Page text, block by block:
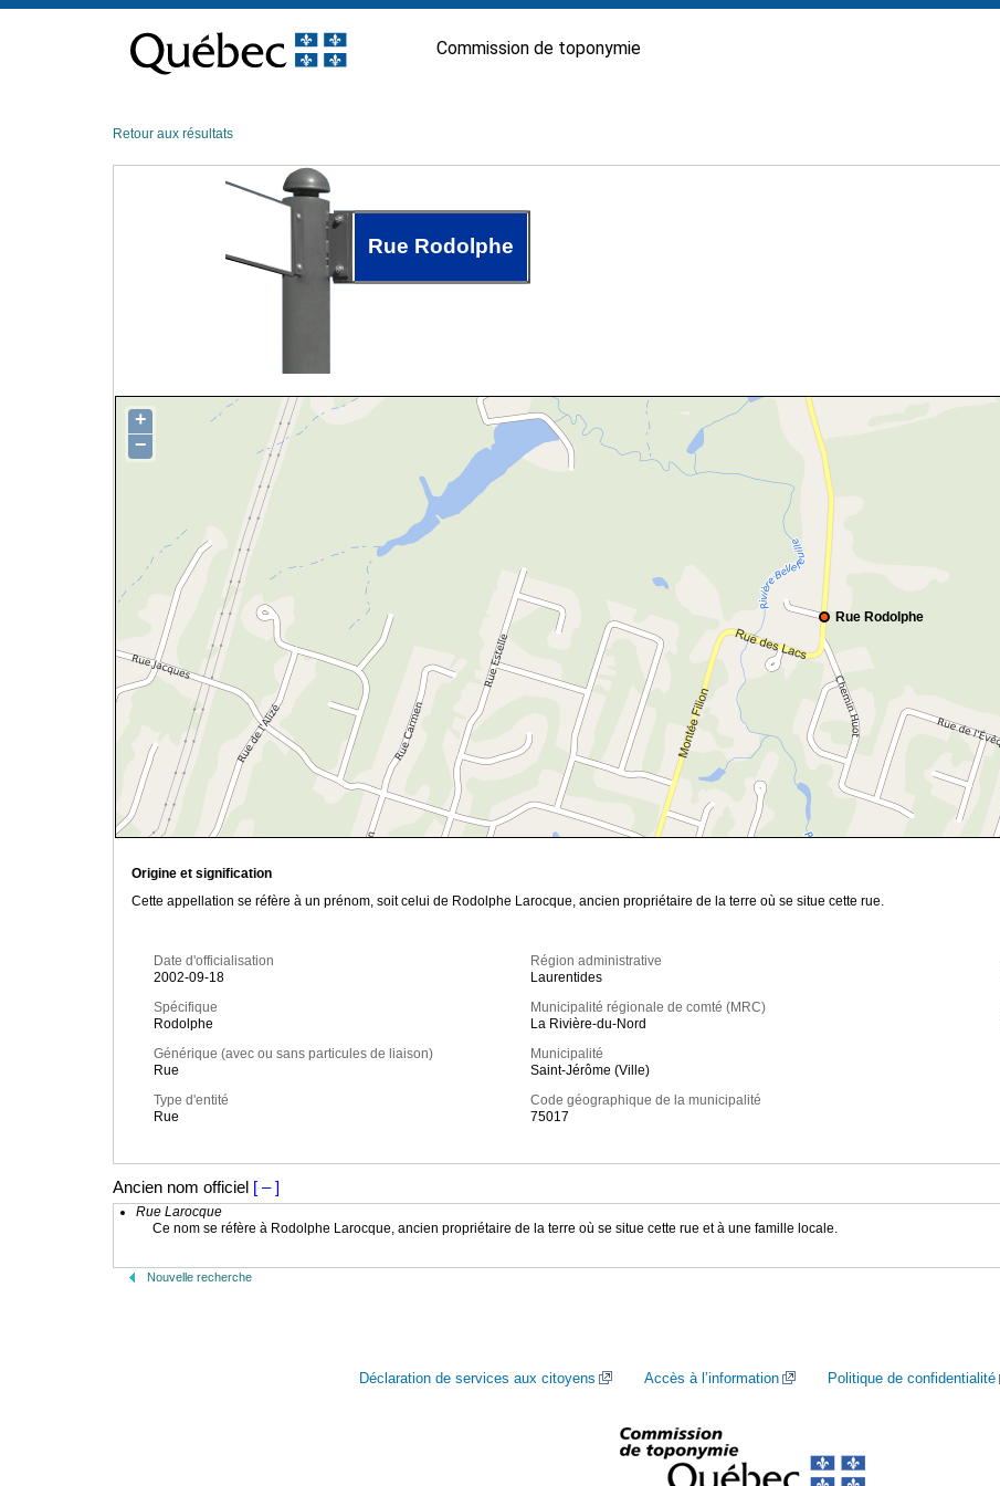
contenu
Commission de toponymie
Retour aux résultats
Rue Rodolphe
Rue Rodolphe
+
−
Origine et signification
Cette appellation se réfère à un prénom, soit celui de Rodolphe Larocque, ancien propriétaire de la terre où se situe cette rue.
Date d'officialisation
2002-09-18
Spécifique
Rodolphe
Générique (avec ou sans particules de liaison)
Rue
Type d'entité
Rue
Région administrative
Laurentides
Municipalité régionale de comté (MRC)
La Rivière-du-Nord
Municipalité
Saint-Jérôme (Ville)
Code géographique de la municipalité
75017
Ancien nom officiel [ – ]
Rue Larocque
Ce nom se réfère à Rodolphe Larocque, ancien propriétaire de la terre où se situe cette rue et à une famille locale.
Nouvelle recherche
Déclaration de services aux citoyens Accès à l’information Politique de confidentialité